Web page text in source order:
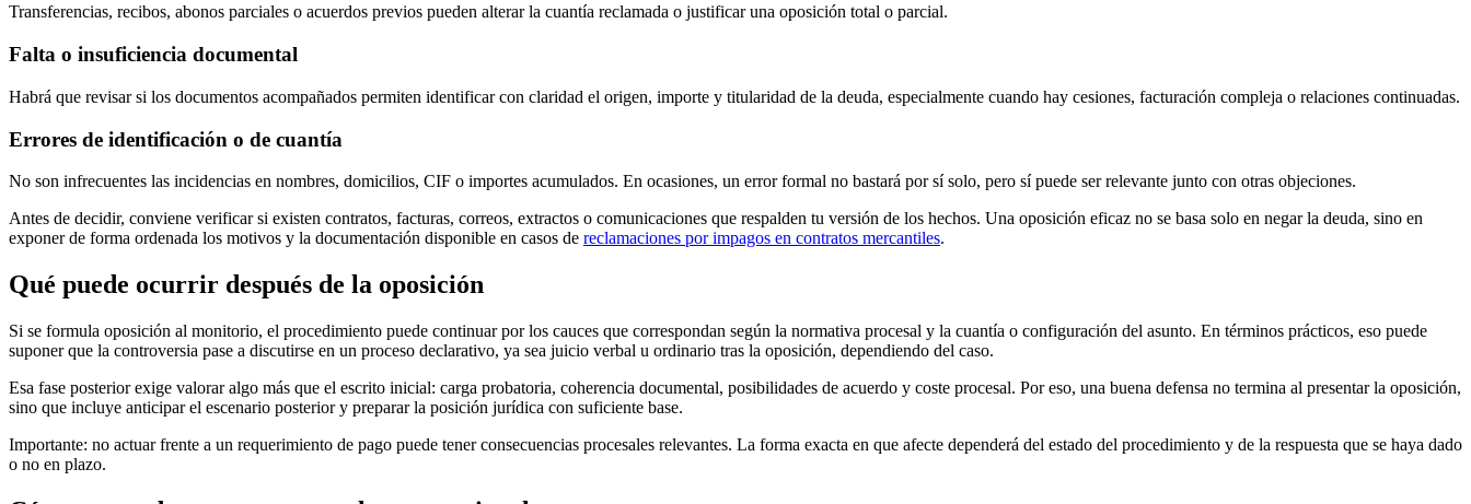
Transferencias, recibos, abonos parciales o acuerdos previos pueden alterar la cuantía reclamada o justificar una oposición total o parcial.
Falta o insuficiencia documental
Habrá que revisar si los documentos acompañados permiten identificar con claridad el origen, importe y titularidad de la deuda, especialmente cuando hay cesiones, facturación compleja o relaciones continuadas.
Errores de identificación o de cuantía
No son infrecuentes las incidencias en nombres, domicilios, CIF o importes acumulados. En ocasiones, un error formal no bastará por sí solo, pero sí puede ser relevante junto con otras objeciones.
Antes de decidir, conviene verificar si existen contratos, facturas, correos, extractos o comunicaciones que respalden tu versión de los hechos. Una oposición eficaz no se basa solo en negar la deuda, sino en
exponer de forma ordenada los motivos y la documentación disponible en casos de reclamaciones por impagos en contratos mercantiles.
Qué puede ocurrir después de la oposición
Si se formula oposición al monitorio, el procedimiento puede continuar por los cauces que correspondan según la normativa procesal y la cuantía o configuración del asunto. En términos prácticos, eso puede
suponer que la controversia pase a discutirse en un proceso declarativo, ya sea juicio verbal u ordinario tras la oposición, dependiendo del caso.
Esa fase posterior exige valorar algo más que el escrito inicial: carga probatoria, coherencia documental, posibilidades de acuerdo y coste procesal. Por eso, una buena defensa no termina al presentar la oposición,
sino que incluye anticipar el escenario posterior y preparar la posición jurídica con suficiente base.
Importante: no actuar frente a un requerimiento de pago puede tener consecuencias procesales relevantes. La forma exacta en que afecte dependerá del estado del procedimiento y de la respuesta que se haya dado
o no en plazo.